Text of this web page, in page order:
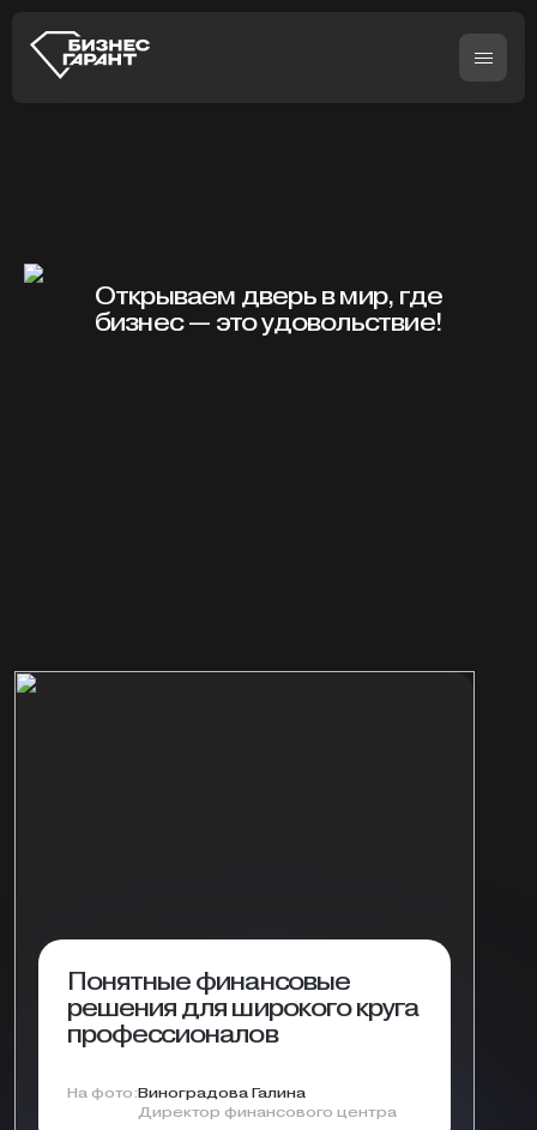
Открываем дверь в мир, где
бизнес — это удовольствие!
Понятные финансовые
решения для широкого круга
профессионалов
На фото:Виноградова Галина
Директор финансового центра